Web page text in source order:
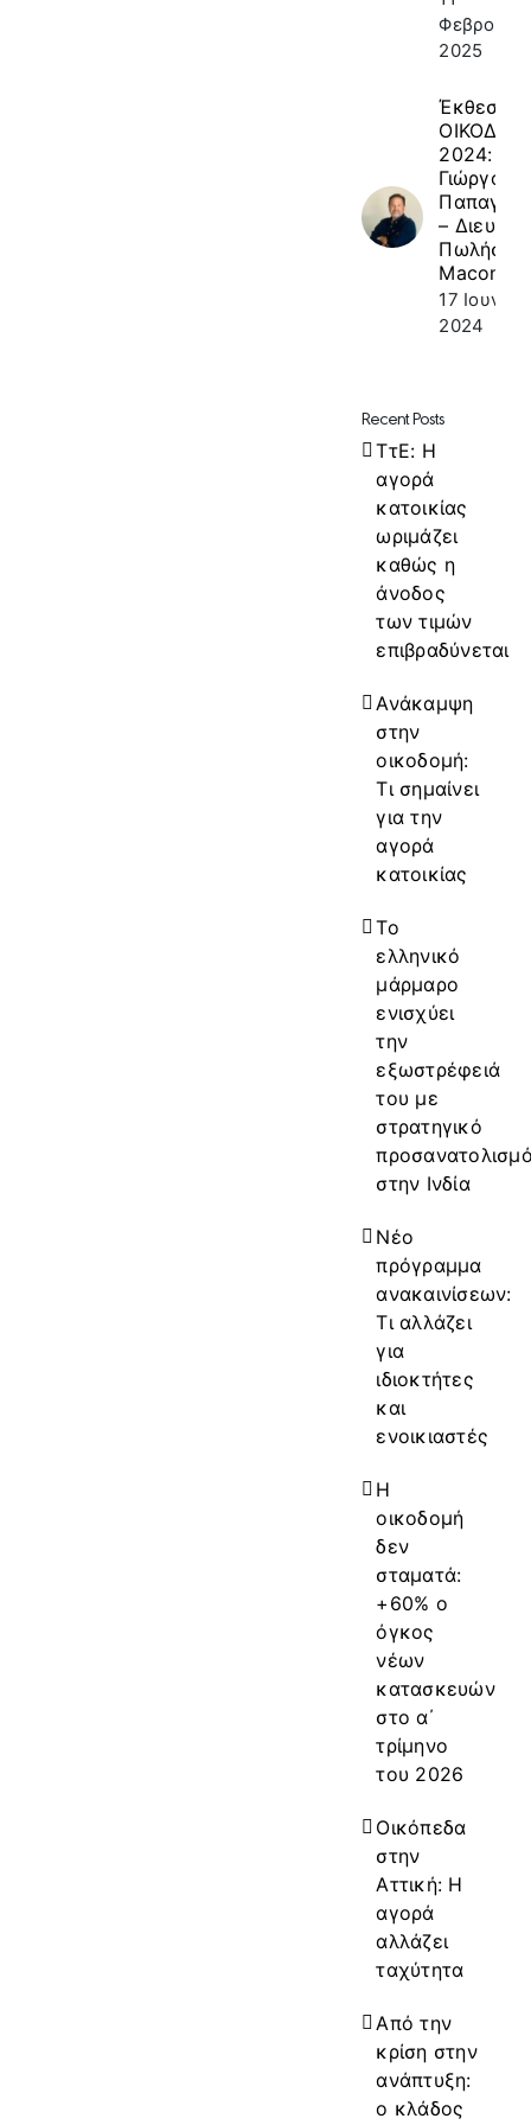
2025
Έκθεση
2024: κ.
Γιώργος
–
Macon
17
2024
Recent Posts
ΤτΕ: Η
αγορά
κατοικίας
ωριμάζει
καθώς η
άνοδος
των τιμών
επιβραδύνεται
Ανάκαμψη
στην
οικοδομή:
Τι σημαίνει
για την
αγορά
κατοικίας
Το
ελληνικό
μάρμαρο
ενισχύει
την
εξωστρέφειά
του με
στρατηγικό
στην Ινδία
Νέο
πρόγραμμα
ανακαινίσεων:
Τι αλλάζει
για
ιδιοκτήτες
και
ενοικιαστές
Η
οικοδομή
δεν
σταματά:
+60% ο
όγκος
νέων
κατασκευών
στο α΄
τρίμηνο
του 2026
Οικόπεδα
στην
Αττική: Η
αγορά
αλλάζει
ταχύτητα
Από την
κρίση στην
ανάπτυξη:
ο κλάδος